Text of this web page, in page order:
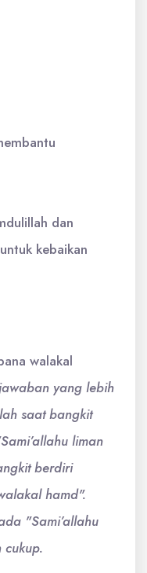
dan
kebaikan
walakal
yang lebih
saat bangkit
liman
berdiri
hamd".
"Sami’allahu